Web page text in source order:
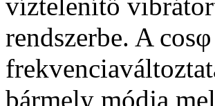
rendszerbe. A
bármely módja